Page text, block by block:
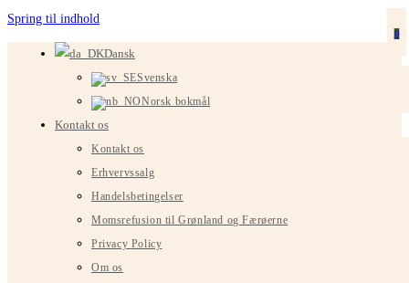
Spring til indhold
Dansk
Svenska
Norsk bokmål
Kontakt os
Kontakt os
Erhvervssalg
Handelsbetingelser
Momsrefusion til Grønland og Færøerne
Privacy Policy
Om os
0